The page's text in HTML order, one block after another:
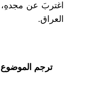
اغتربَ عن مجدهِ،
العراق.
ترجم